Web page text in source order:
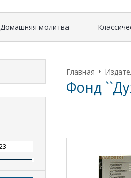
Домашняя молитва
Главная
Фонд